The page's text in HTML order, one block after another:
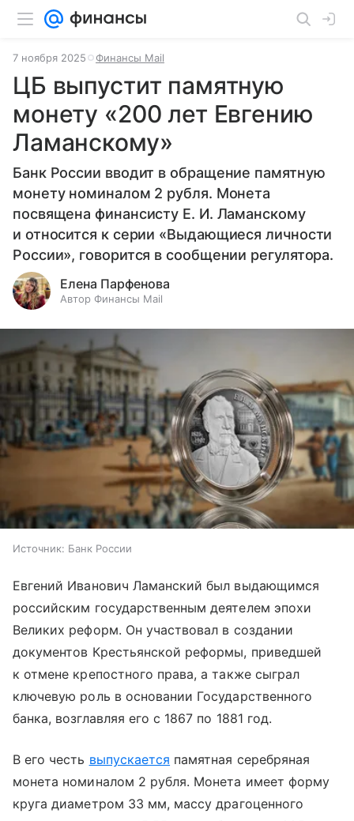
7 ноября 2025 Финансы Mail
ЦБ выпустит памятную
монету «200 лет Евгению
Ламанскому»
Банк России вводит в обращение памятную
монету номиналом 2 рубля. Монета
посвящена финансисту Е. И. Ламанскому
и относится к серии «Выдающиеся личности
России», говорится в сообщении регулятора.
Елена Парфенова
Автор Финансы Mail
Источник: Банк России
Евгений Иванович Ламанский был выдающимся
российским государственным деятелем эпохи
Великих реформ. Он участвовал в создании
документов Крестьянской реформы, приведшей
к отмене крепостного права, а также сыграл
ключевую роль в основании Государственного
банка, возглавляя его с 1867 по 1881 год.
В его честь выпускается памятная серебряная
монета номиналом 2 рубля. Монета имеет форму
круга диаметром 33 мм, массу драгоценного